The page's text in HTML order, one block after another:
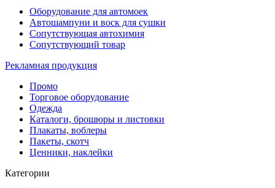
Оборудование для автомоек
Автошампуни и воск для сушки
Сопутствующая автохимия
Сопутствующий товар
Рекламная продукция
Промо
Торговое оборудование
Одежда
Каталоги, брошюры и листовки
Плакаты, воблеры
Пакеты, скотч
Ценники, наклейки
Категории